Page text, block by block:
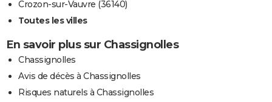
Crozon-sur-Vauvre (36140)
Toutes les villes
En savoir plus sur Chassignolles
Chassignolles
Avis de décès à Chassignolles
Risques naturels à Chassignolles